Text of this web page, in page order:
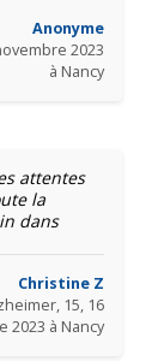
Anonyme
2023
à Nancy
attentes
la
dans
Christine Z
15, 16
2023 à Nancy